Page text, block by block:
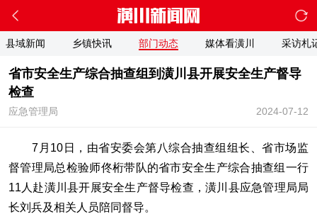
县域新闻 乡镇快讯 部门动态 媒体看潢川 采访札
省市安全生产综合抽查组到潢川县开展安全生产督导
检查
2024-07-12
应急管理局
7月10日，由省安委会第八综合抽查组组长、省市场监
督管理局总检验师佟桁带队的省市安全生产综合抽查组一行
11人赴潢川县开展安全生产督导检查，潢川县应急管理局局
长刘兵及相关人员陪同督导。